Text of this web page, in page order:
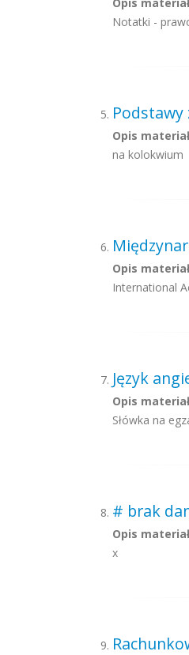
Notatki -
Podstawy
Opis
na kolokwium
Opis
International
Język
Opis
Słówka na
# brak
Opis
x